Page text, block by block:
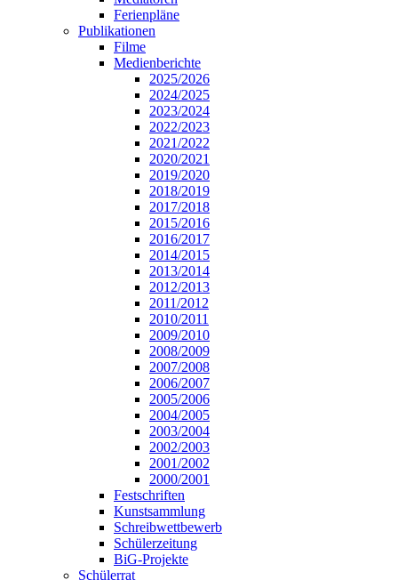
Ferienpläne
Publikationen
Filme
Medienberichte
2025/2026
2024/2025
2023/2024
2022/2023
2021/2022
2020/2021
2019/2020
2018/2019
2017/2018
2015/2016
2016/2017
2014/2015
2013/2014
2012/2013
2011/2012
2010/2011
2009/2010
2008/2009
2007/2008
2006/2007
2005/2006
2004/2005
2003/2004
2002/2003
2001/2002
2000/2001
Festschriften
Kunstsammlung
Schreibwettbewerb
Schülerzeitung
BiG-Projekte
Schülerrat